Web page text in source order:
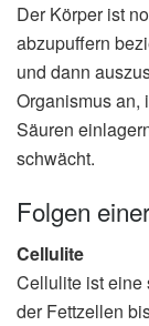
Der Körper ist
abzupuffern
und dann
Organismus an,
Säuren
schwächt.
Folgen
Cellulite
Cellulite ist eine
der Fettzellen